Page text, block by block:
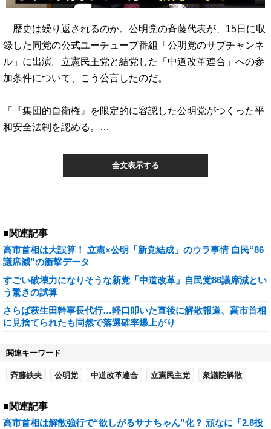
歴史は繰り返されるのか。公明党の斉藤代表が、15日に収
録した同党の公式ユーチューブ番組「公明党のサブチャンネ
ル」に出演。立憲民主党と結党した「中道改革連合」への参
加条件について、こう公言したのだ。
「『集団的自衛権』を限定的に容認した公明党がつくった平
和安全法制を認める。…
全文表示する
■関連記事
高市首相は大誤算！ 立憲×公明「新党結成」のウラ事情 自民“86
議席減”の衝撃データ
すごい破壊力になりそうな新党「中道改革」自民党86議席減とい
う驚きの試算
さらば萩生田幹事長代行…軽口叩いた直後に解散報道、高市首相
に見捨てられたも同然で落選確率爆上がり
関連キーワード
斉藤鉄夫 公明党 中道改革連合 立憲民主党 衆議院解散
■関連記事
高市首相は解散強行で“欲しがるサナちゃん”化？ 頑なに「2.8投